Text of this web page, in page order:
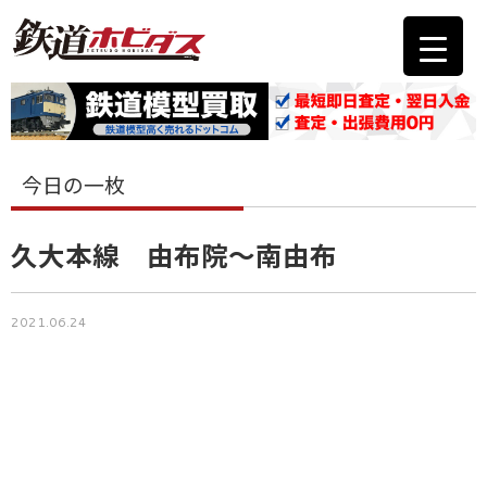
今日の一枚
久大本線 由布院～南由布
2021.06.24